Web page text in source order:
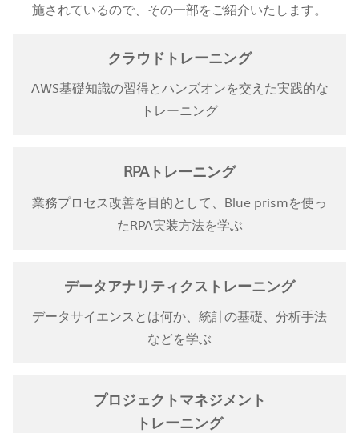
施されているので、その一部をご紹介いたします。
クラウドトレーニング
AWS基礎知識の習得とハンズオンを交えた実践的な
トレーニング
RPAトレーニング
業務プロセス改善を目的として、Blue prismを使っ
たRPA実装方法を学ぶ
データアナリティクス トレーニング
データサイエンスとは何か、統計の基礎、分析手法
などを学ぶ
プロジェクトマネジメント
トレーニング